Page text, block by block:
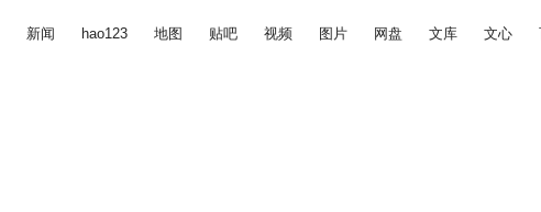
新闻 hao123 地图 贴吧 视频 图片 网盘 文库 文心